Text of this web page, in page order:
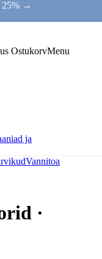
25% →
OstukorvMenu
ja
Vannitoa
·